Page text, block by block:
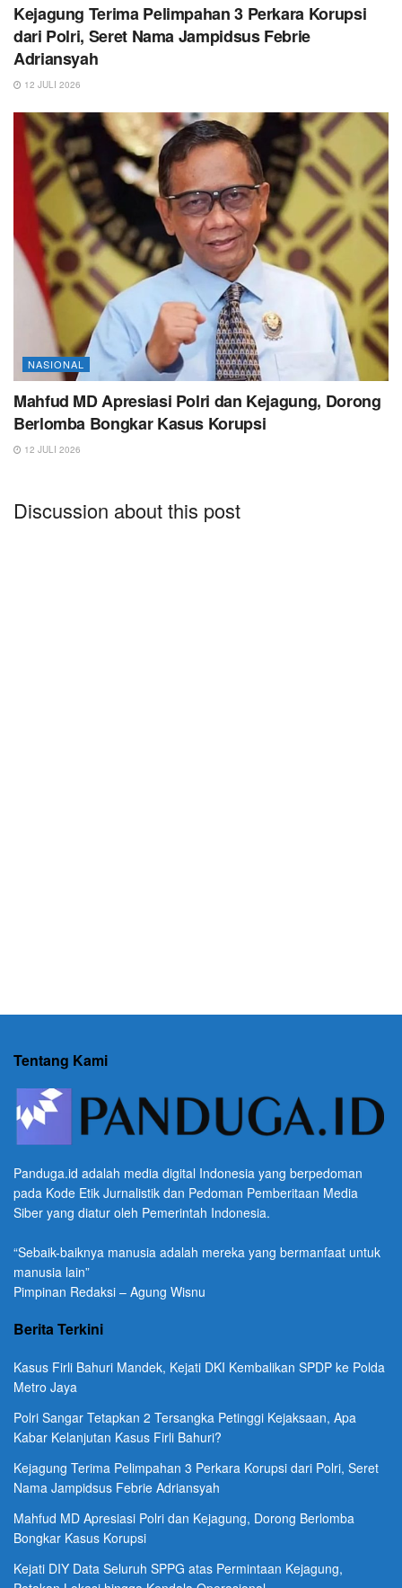
Kejagung Terima Pelimpahan 3 Perkara Korupsi
dari Polri, Seret Nama Jampidsus Febrie
Adriansyah
12 JULI 2026
NASIONAL
Mahfud MD Apresiasi Polri dan Kejagung, Dorong
Berlomba Bongkar Kasus Korupsi
12 JULI 2026
Discussion about this post
Tentang Kami
Panduga.id adalah media digital Indonesia yang berpedoman
pada Kode Etik Jurnalistik dan Pedoman Pemberitaan Media
Siber yang diatur oleh Pemerintah Indonesia.
“Sebaik-baiknya manusia adalah mereka yang bermanfaat untuk
manusia lain”
Pimpinan Redaksi – Agung Wisnu
Berita Terkini
Kasus Firli Bahuri Mandek, Kejati DKI Kembalikan SPDP ke Polda
Metro Jaya
Polri Sangar Tetapkan 2 Tersangka Petinggi Kejaksaan, Apa
Kabar Kelanjutan Kasus Firli Bahuri?
Kejagung Terima Pelimpahan 3 Perkara Korupsi dari Polri, Seret
Nama Jampidsus Febrie Adriansyah
Mahfud MD Apresiasi Polri dan Kejagung, Dorong Berlomba
Bongkar Kasus Korupsi
Kejati DIY Data Seluruh SPPG atas Permintaan Kejagung,